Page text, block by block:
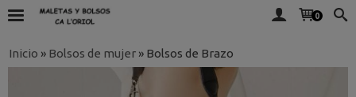
0
Inicio » Bolsos de mujer » Bolsos de Brazo